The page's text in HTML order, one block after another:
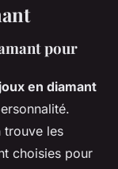
pour
en diamant
trouve les
choisies pour